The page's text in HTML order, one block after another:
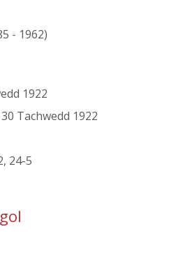
- 1962)
1922
Tachwedd 1922
24-5